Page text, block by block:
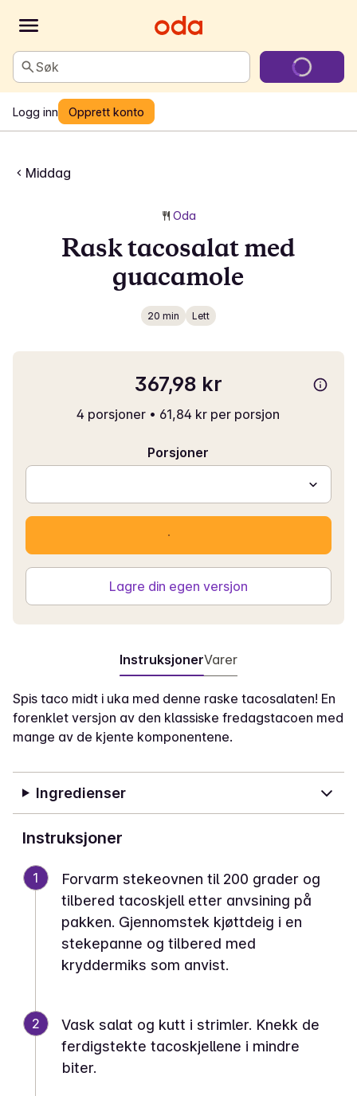
Søk
Logg inn Opprett konto
Middag
Oda
Rask tacosalat med
guacamole
20 min Lett
367,98 kr
4 porsjoner • 61,84 kr per porsjon
Porsjoner
Lagre din egen versjon
InstruksjonerVarer
Spis taco midt i uka med denne raske tacosalaten! En
forenklet versjon av den klassiske fredagstacoen med
mange av de kjente komponentene.
Ingredienser
Instruksjoner
1
Forvarm stekeovnen til 200 grader og
tilbered tacoskjell etter anvsining på
pakken. Gjennomstek kjøttdeig i en
stekepanne og tilbered med
kryddermiks som anvist.
2
Vask salat og kutt i strimler. Knekk de
ferdigstekte tacoskjellene i mindre
biter.